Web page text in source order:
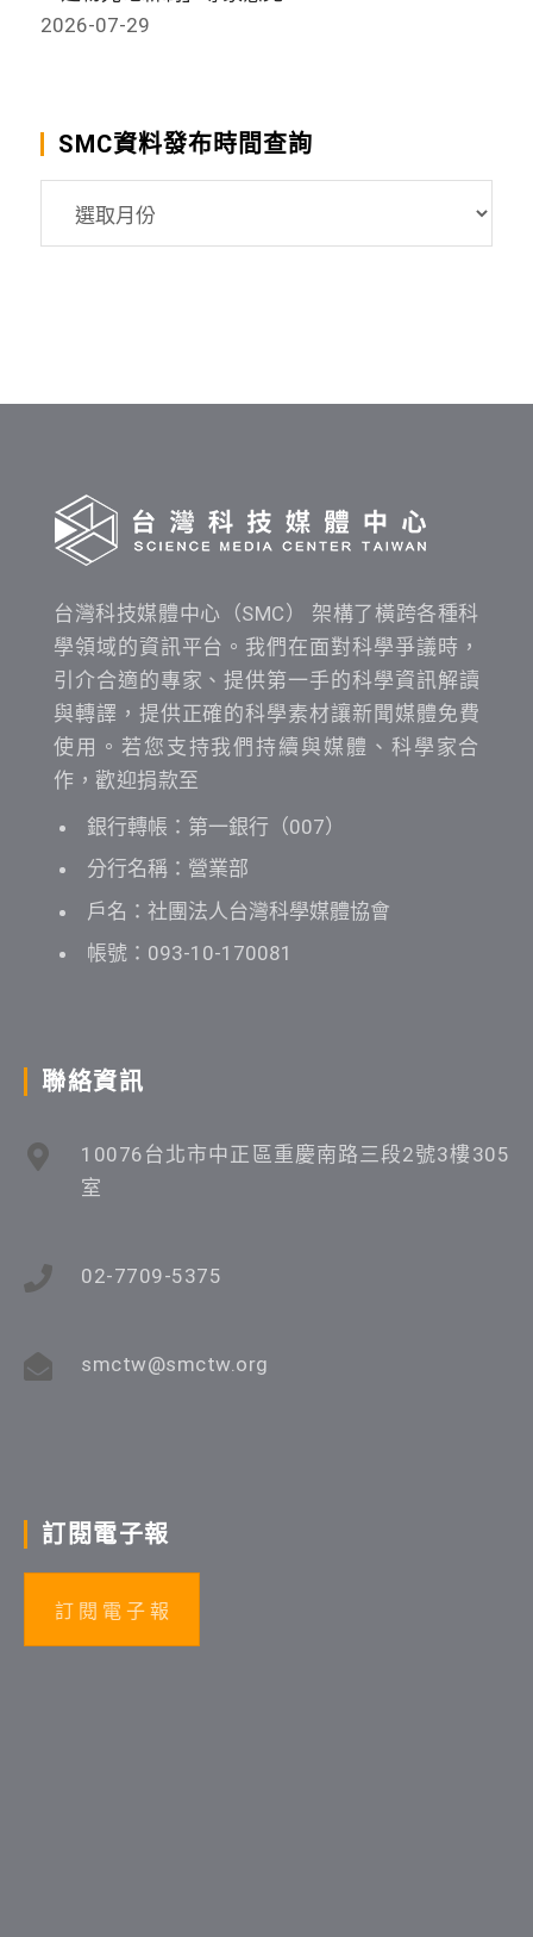
2026-07-29
SMC資料發布時間查詢
台灣科技媒體中心（SMC） 架構了橫跨各種科
學領域的資訊平台。我們在面對科學爭議時，
引介合適的專家、提供第一手的科學資訊解讀
與轉譯，提供正確的科學素材讓新聞媒體免費
使用。若您支持我們持續與媒體、科學家合
作，歡迎捐款至
銀行轉帳：第一銀行（007）
分行名稱：營業部
戶名：社團法人台灣科學媒體協會
帳號：093-10-170081
聯絡資訊
10076台北市中正區重慶南路三段2號3樓305
室
02-7709-5375
smctw@smctw.org
訂閱電子報
訂 閱 電 子 報